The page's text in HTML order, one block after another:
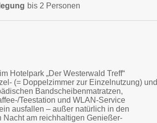
bis 2 Personen
Hotelpark „Der Westerwald Treff“
(= Doppelzimmer zur Einzelnutzung) und
Bandscheibenmatratzen,
Teestation und WLAN-Service
ausfallen – außer natürlich in den
Nacht am reichhaltigen Genießer-